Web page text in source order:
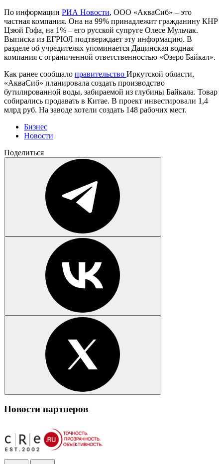
По информации РИА Новости, ООО «АкваСиб» – это
частная компания. Она на 99% принадлежит гражданину КНР
Цзюй Гофа, на 1% – его русской супруге Олесе Мульчак.
Выписка из ЕГРЮЛ подтверждает эту информацию. В
разделе об учредителях упоминается Дацинская водная
компания с ограниченной ответственностью «Озеро Байкал».
Как ранее сообщало правительство Иркутской области,
«АкваСиб» планировала создать производство
бутилированной воды, забираемой из глубины Байкала. Товар
собирались продавать в Китае. В проект инвестировали 1,4
млрд руб. На заводе хотели создать 148 рабочих мест.
Бизнес
Новости
Поделиться
Новости партнеров